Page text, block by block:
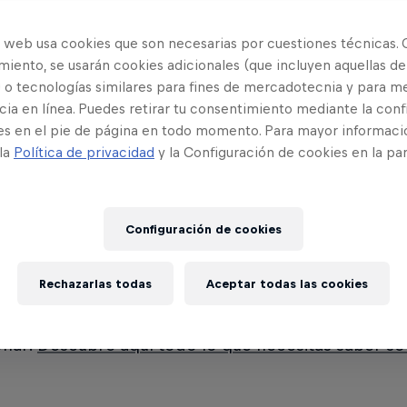
de casi 7.900 km, de los cuales 4.727 km son
de los terrenos más impresionantes y
Quarter, Rub' al Khali y Wadi Rum.
es una combinación de velocidad, resistencia,
está considerada una de las competiciones
del mundo. Los pilotos y sus navegantes
complicados, superar obstáculos y
de 1.000 personas inscritas para competir, el
aventura de rally raid sobre las dunas de
mundiales consagradas y jóvenes pilotos con
Descubre aquí todo lo que necesitas saber
web usa cookies que son necesarias por cuestiones técnicas.
se usarán cookies adicionales (que incluyen aquellas de
tecnologías similares para fines de mercadotecnia y para
en línea. Puedes retirar tu consentimiento mediante la
en el pie de página en todo momento. Para mayor
Política de privacidad y la Configuración de cookies en la
Configuración de cookies
Rechazarlas todas Aceptar todas las cookies